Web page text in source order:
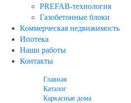
PREFAB-технология
Газобетонные блоки
Коммерческая недвижимость
Ипотека
Наши работы
Контакты
Главная
Каталог
Каркасные дома